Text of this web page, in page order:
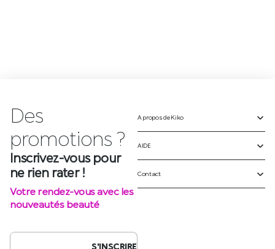
Des
Inscrivez-vous pour
ne rien rater !
Votre rendez-vous avec les
nouveautés beauté
A propos de Kiko
AIDE
Contact
SUIVEZ-NOUS SUR